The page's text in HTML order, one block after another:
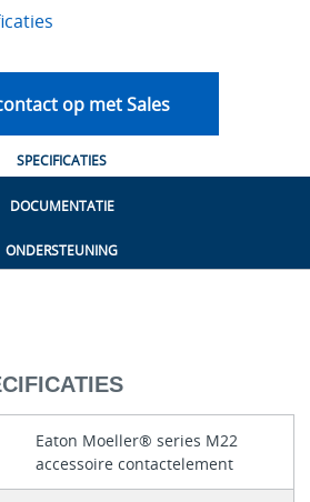
op met Sales
SPECIFICATIES
DOCUMENTATIE
ONDERSTEUNING
Eaton Moeller® series M22
accessoire contactelement